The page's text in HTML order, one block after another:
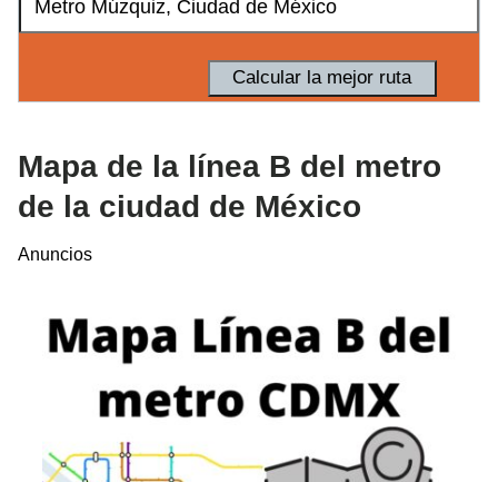
Mapa de la línea B del metro
de la ciudad de México
Anuncios